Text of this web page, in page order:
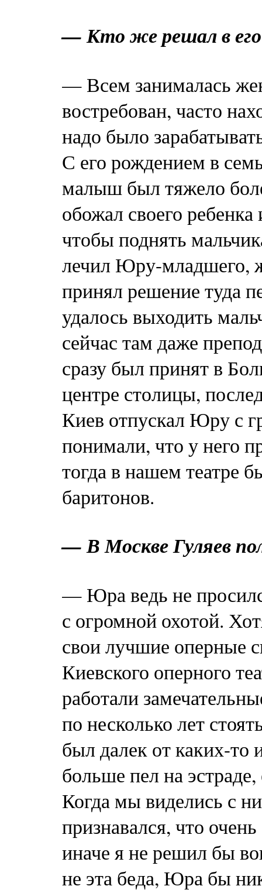
— Кто же решал в
— Всем занималась
востребован, часто
надо было
С его рождением в
малыш был тяжело
обожал своего
чтобы поднять
лечил Юру-младшего,
принял решение туда
удалось выходить
сейчас там даже
сразу был принят в
центре столицы,
Киев отпускал Юру с
понимали, что у него
тогда в нашем театре
баритонов.
— В Москве Гуляев
— Юра ведь не
с огромной охотой.
свои лучшие оперные
Киевского оперного
работали
по несколько лет
был далек от каких-то
больше пел на
Когда мы виделись с
признавался, что
иначе я не решил бы
не эта беда, Юра бы